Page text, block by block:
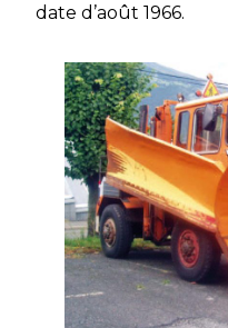
date d’août 1966.